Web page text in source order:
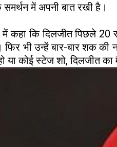
में अपनी बात रखी है।
कहा कि दिलजीत पिछले
भी उन्हें बार-बार शक की
या कोई स्टेज शो, दिलजीत